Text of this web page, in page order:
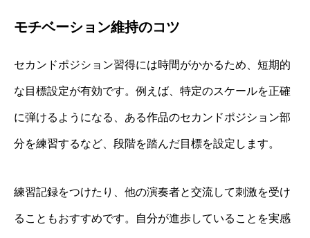
モチベーション維持のコツ
セカンドポジション習得には時間がかかるため、短期的
な目標設定が有効です。例えば、特定のスケールを正確
に弾けるようになる、ある作品のセカンドポジション部
分を練習するなど、段階を踏んだ目標を設定します。
練習記録をつけたり、他の演奏者と交流して刺激を受け
ることもおすすめです。自分が進歩していることを実感